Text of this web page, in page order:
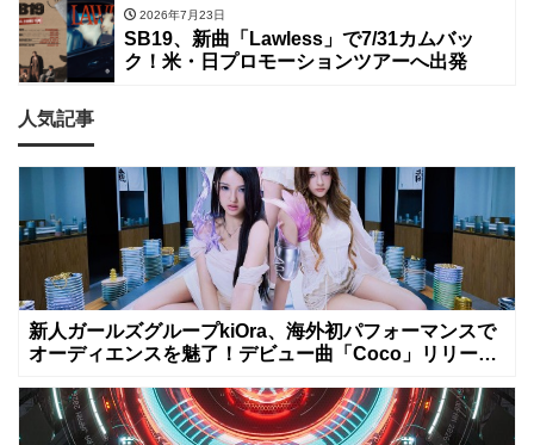
2026年7月23日
SB19、新曲「Lawless」で7/31カムバッ
ク！米・日プロモーションツアーへ出発
人気記事
新人ガールズグループkiOra、海外初パフォーマンスで
オーディエンスを魅了！デビュー曲「Coco」リリース